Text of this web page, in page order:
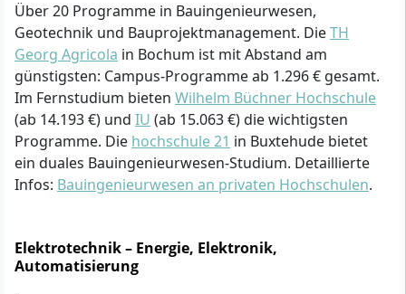
Über 20 Programme in Bauingenieurwesen,
Geotechnik und Bauprojektmanagement. DieTH
Georg Agricola in Bochum ist mit Abstand am
günstigsten: Campus-Programme ab 1.296 € gesamt.
Im Fernstudium bieten Wilhelm Büchner Hochschule
(ab 14.193 €) und IU (ab 15.063 €) die wichtigsten
Programme. Die hochschule 21 in Buxtehude bietet
ein duales Bauingenieurwesen-Studium. Detaillierte
Infos: Bauingenieurwesen an privaten Hochschulen.
Elektrotechnik – Energie, Elektronik,
Automatisierung